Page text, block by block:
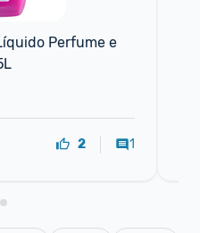
Perfume e
2 1